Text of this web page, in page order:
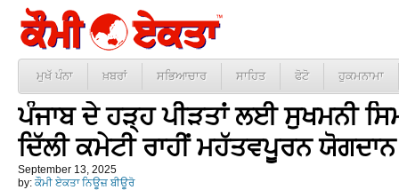
ਮੁਖੱ ਪੰਨਾ ਖ਼ਬਰਾਂ ਸਭਿਆਚਾਰ ਸਾਹਿਤ ਫੋਟੋ ਹੁਕਮਨਾਮਾ
ਪੰਜਾਬ ਦੇ ਹੜ੍ਹ ਪੀੜਤਾਂ ਲਈ ਸੁਖਮਨੀ
ਦਿੱਲੀ ਕਮੇਟੀ ਰਾਹੀਂ ਮਹੱਤਵਪੂਰਨ ਯੋਗਦਾਨ
September 13, 2025
by: ਕੌਮੀ ਏਕਤਾ ਨਿਊਜ਼ ਬੀਊਰੋ